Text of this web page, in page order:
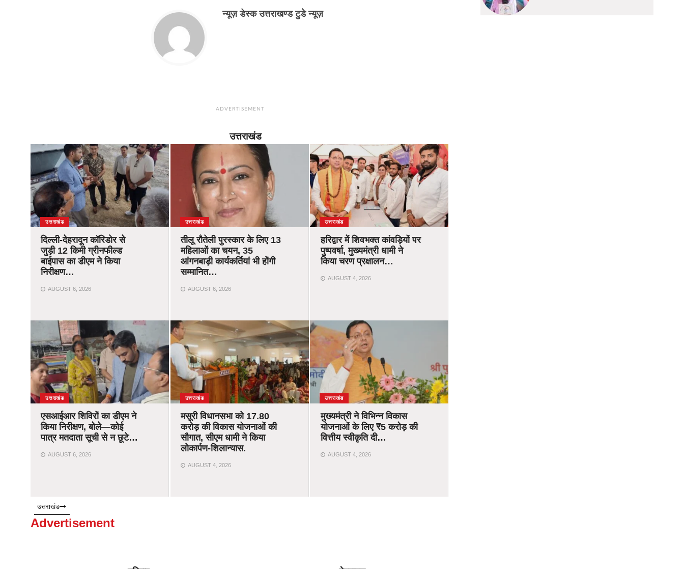
न्यूज़ डेस्क उत्तराखण्ड टुडे न्यूज़
ADVERTISEMENT
उत्तराखंड
उत्तराखंड
दिल्ली-देहरादून कॉरिडोर से
जुड़ी 12 किमी ग्रीनफील्ड
बाईपास का डीएम ने किया
निरीक्षण…
AUGUST 6, 2026
उत्तराखंड
एसआईआर शिविरों का डीएम ने
किया निरीक्षण, बोले—कोई
पात्र मतदाता सूची से न छूटे…
AUGUST 6, 2026
उत्तराखंड
तीलू रौतेली पुरस्कार के लिए 13
महिलाओं का चयन, 35
आंगनबाड़ी कार्यकर्तियां भी होंगी
सम्मानित…
AUGUST 6, 2026
उत्तराखंड
मसूरी विधानसभा को 17.80
करोड़ की विकास योजनाओं की
सौगात, सीएम धामी ने किया
लोकार्पण-शिलान्यास.
AUGUST 4, 2026
उत्तराखंड
हरिद्वार में शिवभक्त कांवड़ियों पर
पुष्पवर्षा, मुख्यमंत्री धामी ने
किया चरण प्रक्षालन…
AUGUST 4, 2026
उत्तराखंड
मुख्यमंत्री ने विभिन्न विकास
योजनाओं के लिए ₹5 करोड़ की
वित्तीय स्वीकृति दी…
AUGUST 4, 2026
उत्तराखंड
Advertisement